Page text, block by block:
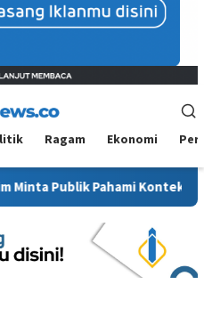
Ragam Ekonomi
Pahami Konteks Pidato Secara